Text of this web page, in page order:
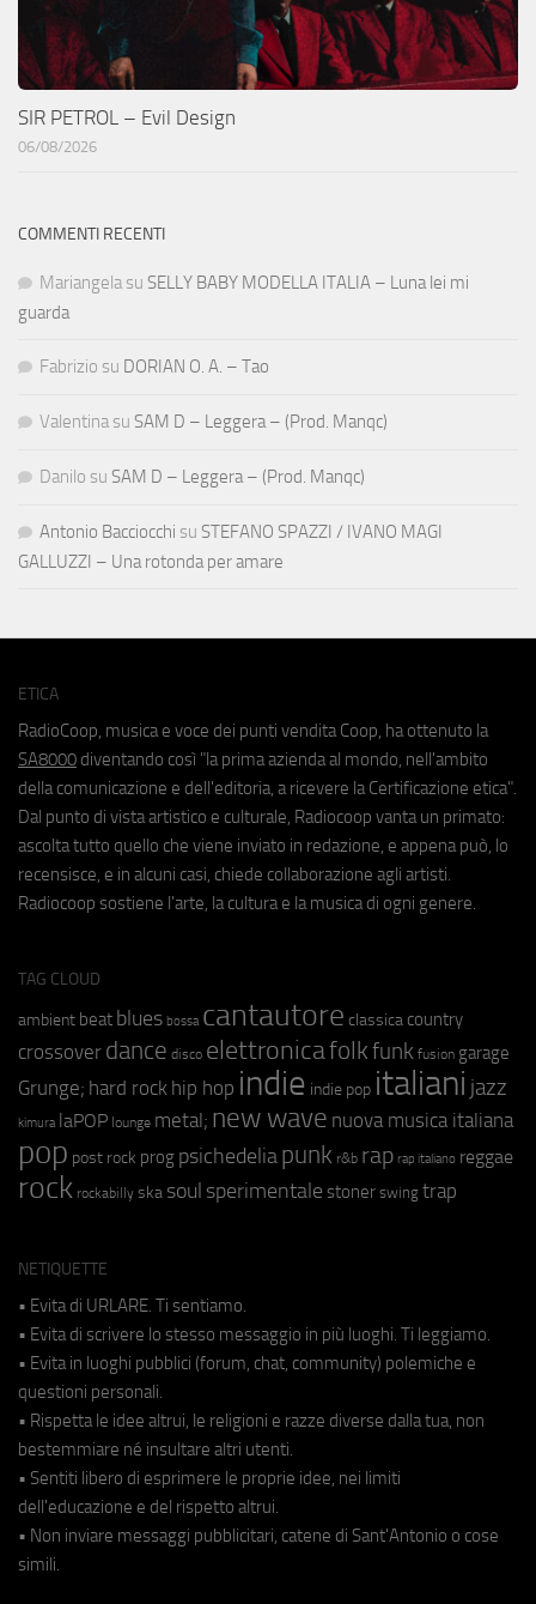
SIR PETROL – Evil Design
06/08/2026
COMMENTI RECENTI
Mariangela su SELLY BABY MODELLA ITALIA – Luna lei mi
guarda
Fabrizio su DORIAN O. A. – Tao
Valentina su SAM D – Leggera – (Prod. Manqc)
Danilo su SAM D – Leggera – (Prod. Manqc)
Antonio Bacciocchi su STEFANO SPAZZI / IVANO MAGI
GALLUZZI – Una rotonda per amare
ETICA
RadioCoop, musica e voce dei punti vendita Coop, ha ottenuto la
SA8000 diventando così "la prima azienda al mondo, nell'ambito
della comunicazione e dell'editoria, a ricevere la Certificazione etica".
Dal punto di vista artistico e culturale, Radiocoop vanta un primato:
ascolta tutto quello che viene inviato in redazione, e appena può, lo
recensisce, e in alcuni casi, chiede collaborazione agli artisti.
Radiocoop sostiene l'arte, la cultura e la musica di ogni genere.
TAG CLOUD
ambient beat blues bossa cantautore classica country
crossover dance disco elettronicafolkfunk fusion garage
Grunge; hard rock hip hop indie indie pop italiani jazz
kimura laPOP lounge metal; new wave nuova musica italiana
pop post rock prog psichedeliapunk r&b rap rap italiano reggae
rock rockabilly ska soul sperimentale stoner swing trap
NETIQUETTE
• Evita di URLARE. Ti sentiamo.
• Evita di scrivere lo stesso messaggio in più luoghi. Ti leggiamo.
• Evita in luoghi pubblici (forum, chat, community) polemiche e
questioni personali.
• Rispetta le idee altrui, le religioni e razze diverse dalla tua, non
bestemmiare né insultare altri utenti.
• Sentiti libero di esprimere le proprie idee, nei limiti
dell'educazione e del rispetto altrui.
• Non inviare messaggi pubblicitari, catene di Sant'Antonio o cose
simili.